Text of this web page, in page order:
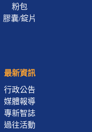
粉包
膠囊/錠片
最新資訊
行政公告
媒體報導
專新智誌
過往活動